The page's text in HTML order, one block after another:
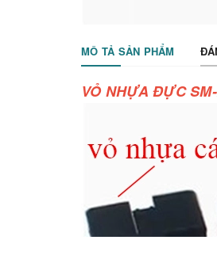
MÔ TẢ SẢN PHẨM
VỎ NHỰA ĐỰC